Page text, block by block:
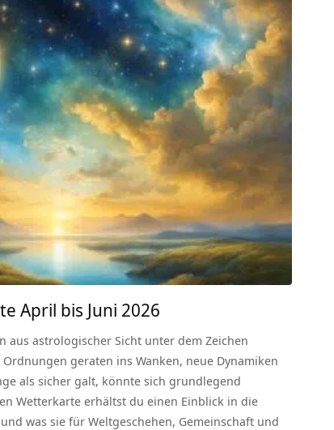
April bis Juni 2026
aus astrologischer Sicht unter dem Zeichen
geraten ins Wanken, neue Dynamiken
als sicher galt, könnte sich grundlegend
Wetterkarte erhältst du einen Einblick in die
was sie für Weltgeschehen, Gemeinschaft und